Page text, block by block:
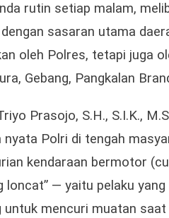
rutin setiap malam,
sasaran utama
oleh Polres, tetapi juga
Gebang, Pangkalan
Prasojo, S.H., S.I.K.,
Polri di tengah
kendaraan bermotor
loncat” — yaitu pelaku
mencuri muatan saat